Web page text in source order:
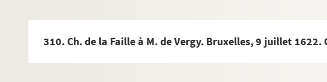
310. Ch. de la Faille à M. de Vergy. Bruxelles, 9 juillet 1622.
272. Un prince de la maison de Mansfeld à M. de Vergy Bruxelles, 20